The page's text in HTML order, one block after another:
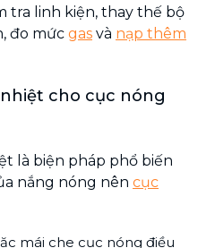
tra linh kiện, thay thế bộ
đo mức gas và nạp thêm
cho cục nóng
là biện pháp phổ biến
nắng nóng nên cục